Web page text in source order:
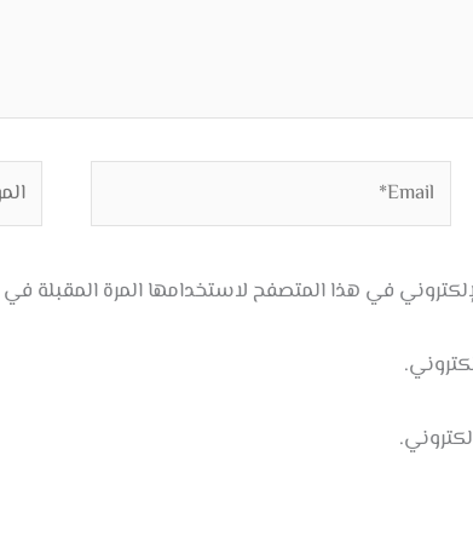
Email*
في هذا المتصفح لاستخدامها المرة المقبلة